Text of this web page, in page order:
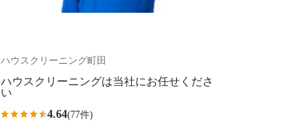
ハウスクリーニング町田
ハウスクリーニングは当社にお任せくださ
い
4.64(77件)